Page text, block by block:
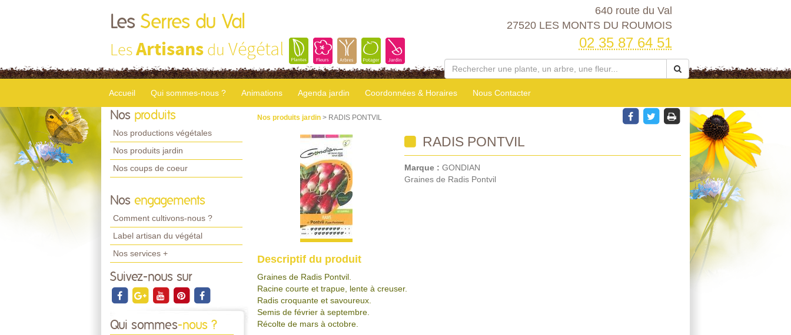
Les Serres du Val
LesArtisans du Végétal
640 route du Val
27520 LES MONTS DU ROUMOIS
02 35 87 64 51
Accueil Qui sommes-nous ? Animations Agenda jardin Coordonnées & Horaires Nous Contacter
Nos produits
Nos productions végétales
Nos produits jardin
Nos coups de coeur
Nos engagements
Comment cultivons-nous ?
Label artisan du végétal
Nos services +
Suivez-nous sur
Qui sommes-nous ?
Nos produits jardin > RADIS PONTVIL
RADIS PONTVIL
Marque : GONDIAN
Graines de Radis Pontvil
Descriptif du produit
Graines de Radis Pontvil.
Racine courte et trapue, lente à creuser.
Radis croquante et savoureux.
Semis de février à septembre.
Récolte de mars à octobre.